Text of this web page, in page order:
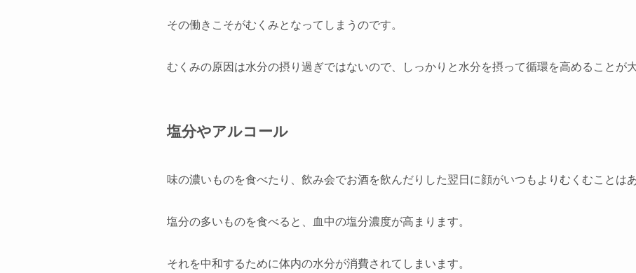
その働きこそがむくみとなってしまうのです。
むくみの原因は水分の摂り過ぎではないので、しっかりと水分を摂って循環を高めることが
塩分やアルコール
味の濃いものを食べたり、飲み会でお酒を飲んだりした翌日に顔がいつもよりむくむことは
塩分の多いものを食べると、血中の塩分濃度が高まります。
それを中和するために体内の水分が消費されてしまいます。